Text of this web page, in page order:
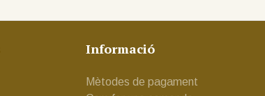
Informació
Mètodes de pagament